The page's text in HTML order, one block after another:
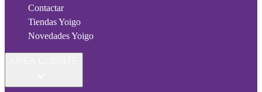
Contactar
Tiendas Yoigo
Novedades Yoigo